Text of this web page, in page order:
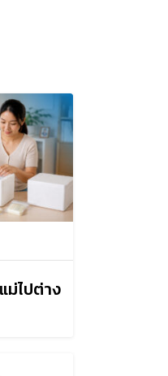
ม่ไปต่าง